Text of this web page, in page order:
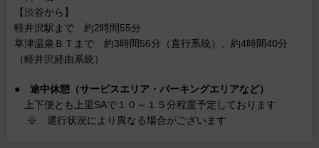
【渋谷から】
軽井沢駅まで 約2時間55分
草津温泉ＢＴまで 約3時間56分（直行系統）、約4時間40分
（軽井沢経由系統）
● 途中休憩（サービスエリア・パーキングエリアなど）
上下便とも上里SAで１０～１５分程度予定しております
※ 運行状況により異なる場合がございます